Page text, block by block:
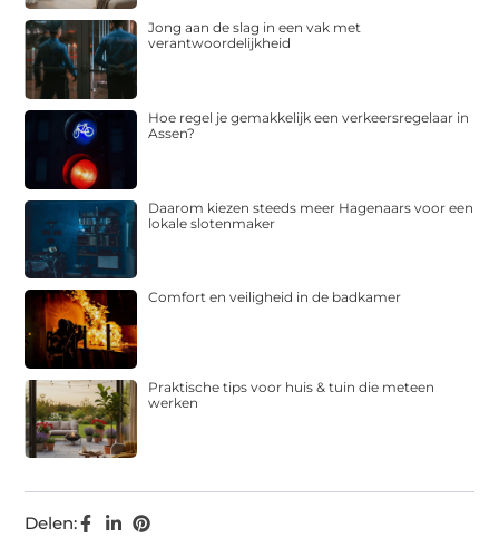
Delen:
Jong aan de slag in een vak met
verantwoordelijkheid
Hoe regel je gemakkelijk een verkeersregelaar in
Assen?
Daarom kiezen steeds meer Hagenaars voor een
lokale slotenmaker
Comfort en veiligheid in de badkamer
Praktische tips voor huis & tuin die meteen
werken